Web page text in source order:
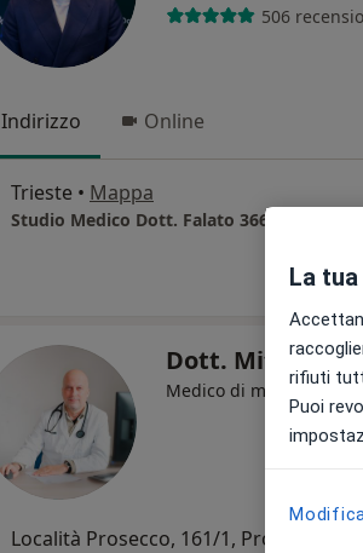
506
Indirizzo Online
Trieste • Mappa
Studio Medico Dott. Falato 3664957475
Dott. Mitja
Medico di medicina
Località Prosecco, 161/1, Prosecco
La
rifiuti
Puoi